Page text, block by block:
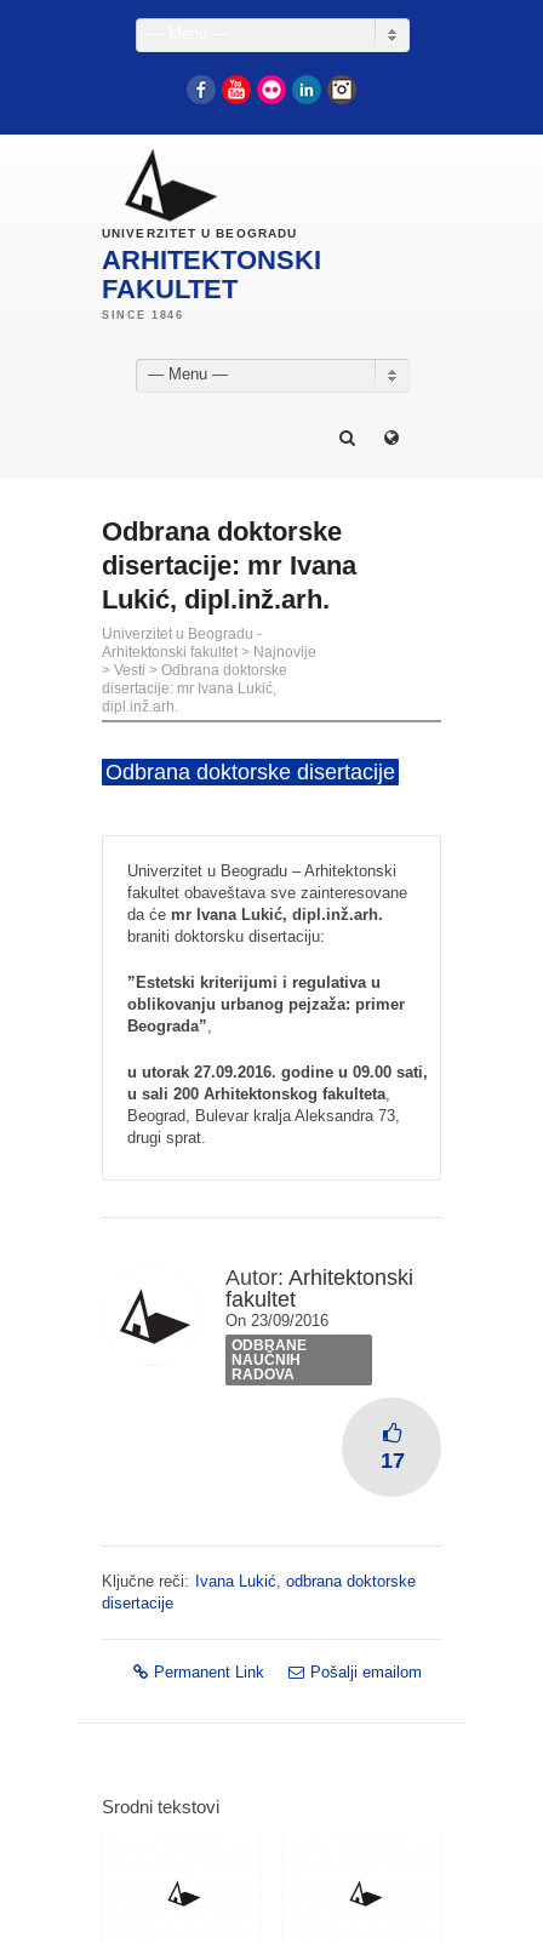
FacebookYouTube
Flickr LinkedIn
UNIVERZITET U BEOGRADU
ARHITEKTONSKI
FAKULTET
— Menu —
Odbrana doktorske
disertacije: mr Ivana
Lukić, dipl.inž.arh.
Univerzitet u Beogradu -
Arhitektonski fakultet > Najnovije
> Vesti > Odbrana doktorske
disertacije: mr Ivana Lukić,
dipl.inž.arh.
Odbrana doktorske disertacije
Univerzitet u Beogradu – Arhitektonski
fakultet obaveštava sve zainteresovane
da će mr Ivana Lukić, dipl.inž.arh.
braniti doktorsku disertaciju:
”Estetski kriterijumi i regulativa u
oblikovanju urbanog pejzaža: primer
Beograda”,
u utorak 27.09.2016. godine u 09.00 sati,
u sali 200 Arhitektonskog fakulteta,
Beograd, Bulevar kralja Aleksandra 73,
drugi sprat.
Autor: Arhitektonski
fakultet
On 23/09/2016
ODBRANE
NAUČNIH
RADOVA
17
Ključne reči: Ivana Lukić, odbrana doktorske
disertacije
Permanent Link Pošalji emailom
Srodni tekstovi